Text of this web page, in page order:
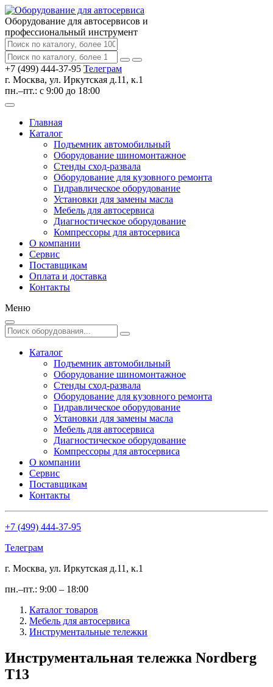
Оборудование для автосервисов и
профессиональный инструмент
+7 (499) 444-37-95 Телеграм
г. Москва, ул. Иркутская д.11, к.1
пн.–пт.: с 9:00 до 18:00
Главная
Каталог
Подъемник автомобильный
Оборудование шиномонтажное
Стенды сход-развала
Оборудование для кузовного ремонта
Гидравлическое оборудование
Установки для замены масла
Мебель для автосервиса
Диагностическое оборудование
Компрессоры для автосервиса
О компании
Сервис
Поставщикам
Оплата и доставка
Контакты
Меню
Каталог
Подъемник автомобильный
Оборудование шиномонтажное
Стенды сход-развала
Оборудование для кузовного ремонта
Гидравлическое оборудование
Установки для замены масла
Мебель для автосервиса
Диагностическое оборудование
Компрессоры для автосервиса
О компании
Сервис
Поставщикам
Контакты
+7 (499) 444-37-95
Телеграм
г. Москва, ул. Иркутская д.11, к.1
пн.–пт.: 9:00 – 18:00
Каталог товаров
Мебель для автосервиса
Инструментальные тележки
Инструментальная тележка Nordberg
T13